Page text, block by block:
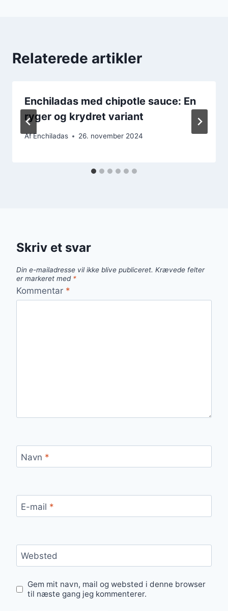
Relaterede artikler
Enchiladas med chipotle sauce: En
ryger og krydret variant
AfEnchiladas 26. november 2024
Skriv et svar
Din e-mailadresse vil ikke blive publiceret. Krævede felter
er markeret med *
Kommentar *
Navn *
E-mail *
Websted
Gem mit navn, mail og websted i denne browser
til næste gang jeg kommenterer.